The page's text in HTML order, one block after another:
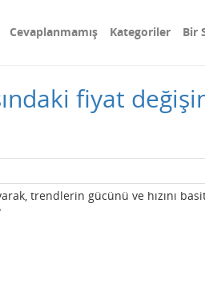
Cevaplanmamış Kategoriler Bir
fiyat
trendlerin gücünü ve hızını